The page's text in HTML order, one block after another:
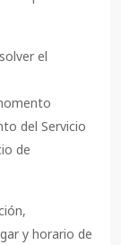
el
del Servicio
de
y horario de